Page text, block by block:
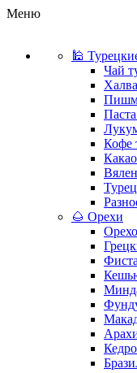
Меню
🕌
Чай
Кофе
🌰 Орехи